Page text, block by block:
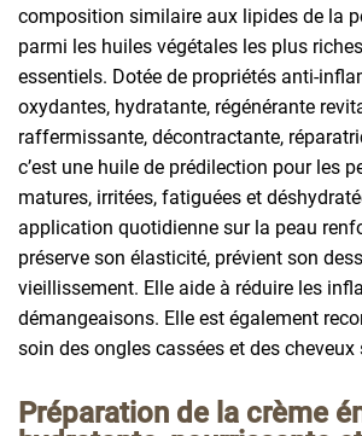
composition similaire aux lipides de la
parmi les huiles végétales les plus
essentiels. Dotée de propriétés anti-
oxydantes, hydratante, régénérante
raffermissante, décontractante,
c’est une huile de prédilection pour les
matures, irritées, fatiguées et
application quotidienne sur la peau
préserve son élasticité, prévient son
vieillissement. Elle aide à réduire les
démangeaisons. Elle est également
soin des ongles cassées et des cheveux
Préparation de la crème